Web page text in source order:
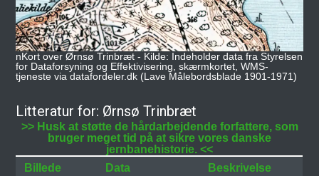
nKort over Ørnsø Trinbræt - Kilde: Indeholder data fra Styrelsen
for Dataforsyning og Effektivisering, skærmkortet, WMS-
tjeneste via datafordeler.dk (Lave Målebordsblade 1901-1971)
Litteratur for: Ørnsø Trinbræt
>> Husk at støtte de hårdarbejdende forfattere, som
bruger meget tid på at sikre vores danske
jernbanehistorie. <<
Billede
Data
Beskrivelse